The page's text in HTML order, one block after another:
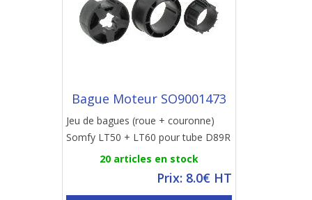
Bague Moteur SO9001473
Jeu de bagues (roue + couronne)
Somfy LT50 + LT60 pour tube D89R
20 articles en stock
Prix: 8.0€ HT